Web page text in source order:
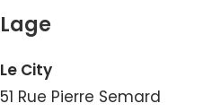
Lage
Le City
51 Rue Pierre Semard